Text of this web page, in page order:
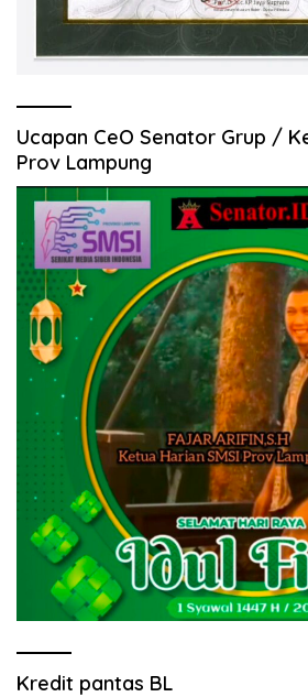
Ucapan CeO Senator Grup /
Prov Lampung
Kredit pantas BL